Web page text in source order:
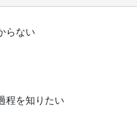
らない
程を知りたい